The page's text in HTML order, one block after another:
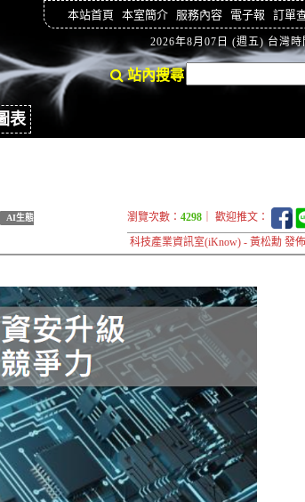
本站首頁 本室簡介 服務內容 電子報 訂單
2026年8月07日 (週五) 台灣時
站內搜尋
表
AI生態
瀏覽次數： 4298 ｜ 歡迎推文：
科技產業資訊室(iKnow) - 黃松勳 發